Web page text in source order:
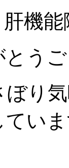
機能
う
り
い